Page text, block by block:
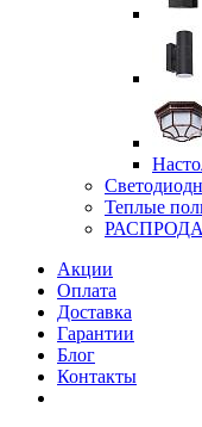
Теплые
Акции
Оплата
Доставка
Гарантии
Блог
Контакты